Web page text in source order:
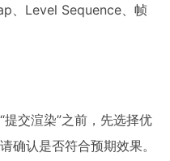
、Level Sequence、帧
交渲染”之前，先选择优
确认是否符合预期效果。